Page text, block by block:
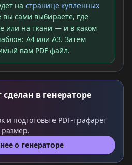
на странице купленных
сами выбираете, где
или на ткани — и в каком
A4 или A3. Затем
вам PDF файл.
сделан в генераторе
и подготовьте PDF-трафарет
о генераторе